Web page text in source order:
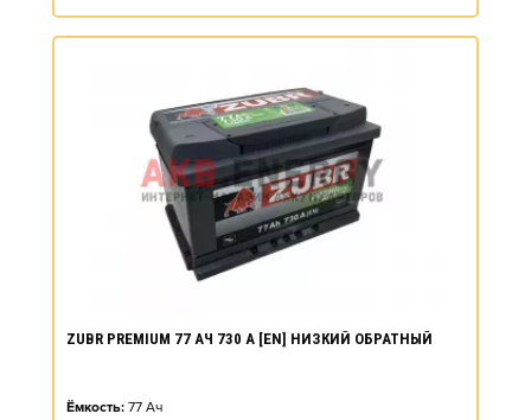
ZUBR PREMIUM 77 АЧ 730 А [EN] НИЗКИЙ ОБРАТНЫЙ
Ёмкость: 77 Ач